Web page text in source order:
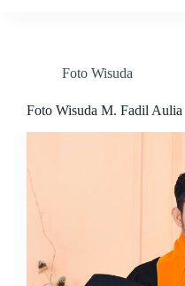
Foto Wisuda
Foto Wisuda M. Fadil Aulia